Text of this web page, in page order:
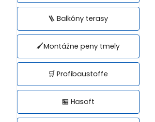
🪜 Balkóny terasy
🖌️Montážne peny tmely
🛒 Profibaustoffe
🏪 Hasoft